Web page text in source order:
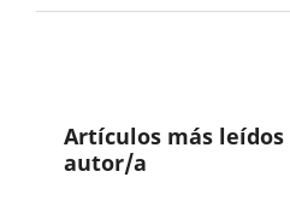
Artículos más
autor/a